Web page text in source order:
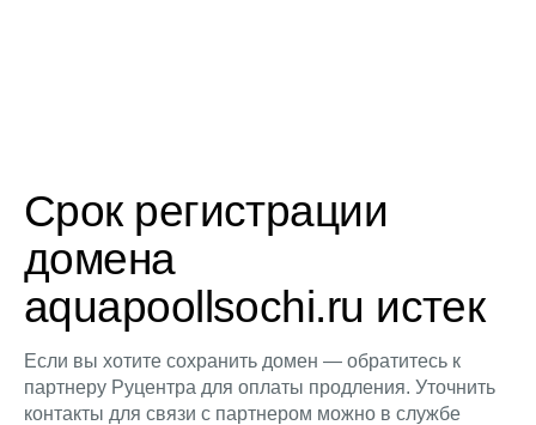
Срок регистрации
домена
aquapoollsochi.ru истек
Если вы хотите сохранить домен — обратитесь к
партнеру Руцентра для оплаты продления. Уточнить
контакты для связи с партнером можно в службе